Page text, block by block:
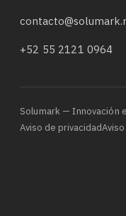
+52 55 2121 0964
Solumark — Innovación
Aviso de privacidad